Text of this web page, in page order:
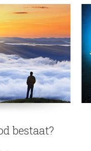
bestaat?